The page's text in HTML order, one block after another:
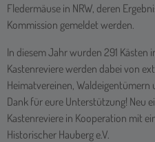
Fledermäuse in NRW, deren
Kommission gemeldet werden.
In diesem Jahr wurden 291 Kästen
Kastenreviere werden dabei von
Heimatvereinen,
Dank für eure Unterstützung! Neu
Kastenreviere in Kooperation mit
Historischer Hauberg e.V.